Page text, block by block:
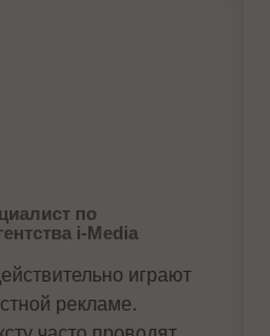
по
i-Media
играют
рекламе.